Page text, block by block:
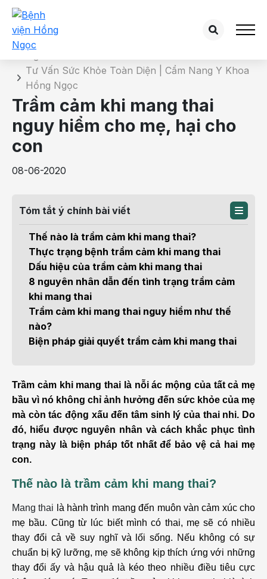
Chi tiết bài tư vấn
Tư Vấn Sức Khỏe Toàn Diện | Cẩm Nang Y Khoa
Hồng Ngọc
Trầm cảm khi mang thai
nguy hiểm cho mẹ, hại cho
con
08-06-2020
Tóm tắt ý chính bài viết
Thế nào là trầm cảm khi mang thai?
Thực trạng bệnh trầm cảm khi mang thai
Dấu hiệu của trầm cảm khi mang thai
8 nguyên nhân dẫn đến tình trạng trầm cảm
khi mang thai
Trầm cảm khi mang thai nguy hiểm như thế
nào?
Biện pháp giải quyết trầm cảm khi mang thai
Trầm cảm khi mang thai là nỗi ác mộng của tất cả mẹ
bầu vì nó không chỉ ảnh hưởng đến sức khỏe của mẹ
mà còn tác động xấu đến tâm sinh lý của thai nhi. Do
đó, hiểu được nguyên nhân và cách khắc phục tình
trạng này là biện pháp tốt nhất để bảo vệ cả hai mẹ
con.
Thế nào là trầm cảm khi mang thai?
Mang thai là hành trình mang đến muôn vàn cảm xúc cho
mẹ bầu. Cũng từ lúc biết mình có thai, mẹ sẽ có nhiều
thay đổi cả về suy nghĩ và lối sống. Nếu không có sự
chuẩn bị kỹ lưỡng, mẹ sẽ không kịp thích ứng với những
thay đổi ấy và hậu quả là kéo theo nhiều điều tiêu cực